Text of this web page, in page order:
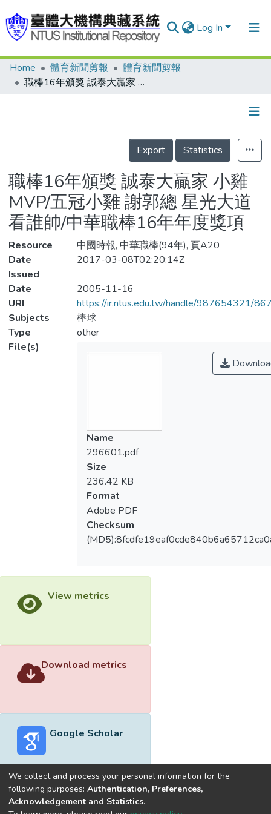
Log In
Communities & Collections
Statistics
Home 體育新聞剪報
體育新聞剪報
職棒16年頒獎 誠泰大贏家 小雞MVP/五冠小雞 謝郭總 星光大道看誰帥/中華職棒16年年度獎項
Details
Export
Statistics
職棒16年頒獎 誠泰大贏家 小雞
MVP/五冠小雞 謝郭總 星光大道
看誰帥/中華職棒16年年度獎項
Resource
中國時報, 中華職棒(94年), 頁A20
Date
Issued
2017-03-08T02:20:14Z
Date
2005-11-16
URI
https://ir.ntus.edu.tw/handle/987654321/
Subjects
棒球
Type
other
File(s)
Name
296601.pdf
Size
236.42 KB
Format
Adobe PDF
Checksum
View metrics
Download metrics
Google Scholar
Built withDSpace-CRIS software
We collect and process your personal information for the
following purposes: Authentication, Preferences,
Acknowledgement and Statistics.